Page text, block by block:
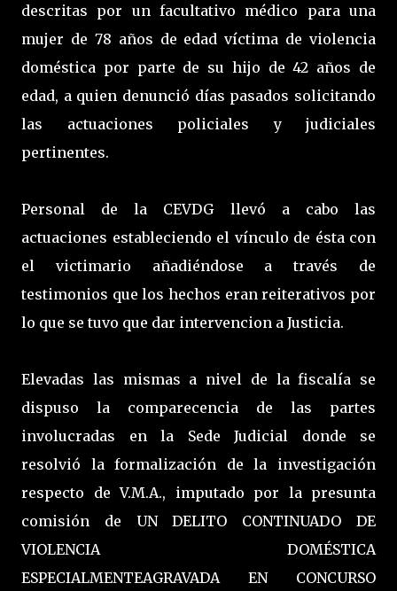
descritas por un facultativo médico para una
mujer de 78 años de edad víctima de violencia
doméstica por parte de su hijo de 42 años de
edad, a quien denunció días pasados solicitando
las actuaciones policiales y judiciales
pertinentes.
Personal de la CEVDG llevó a cabo las
actuaciones estableciendo el vínculo de ésta con
el victimario añadiéndose a través de
testimonios que los hechos eran reiterativos por
lo que se tuvo que dar intervencion a Justicia.
Elevadas las mismas a nivel de la fiscalía se
dispuso la comparecencia de las partes
involucradas en la Sede Judicial donde se
resolvió la formalización de la investigación
respecto de V.M.A., imputado por la presunta
comisión de UN DELITO CONTINUADO DE
VIOLENCIA DOMÉSTICA
ESPECIALMENTEAGRAVADA EN CONCURSO